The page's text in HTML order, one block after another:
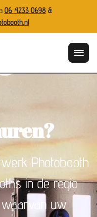
06 4233 0698&
Photobooth
in de regio
waarvan uw